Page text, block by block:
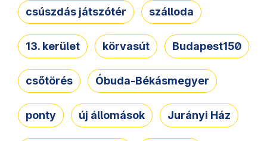
csúszdás játszótér szálloda
13. kerület körvasút Budapest150
csőtörés Óbuda-Békásmegyer
ponty új állomások Jurányi Ház